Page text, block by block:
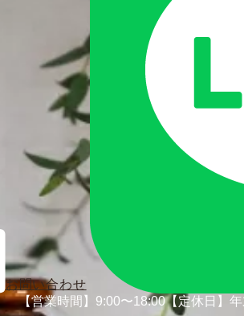
お問い合わせ
【営業時間】9:00〜18:00【定休日】